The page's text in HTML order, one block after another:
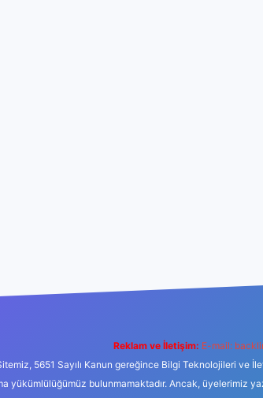
Reklam ve İletişim: E-mail:
5651 Sayılı Kanun gereğince Bilgi Teknolojileri ve
yükümlülüğümüz bulunmamaktadır. Ancak, üyelerimiz